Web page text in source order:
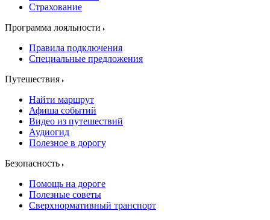
Страхование
Программа лояльности
Правила подключения
Специальные предложения
Путешествия
Найти маршрут
Афиша событий
Видео из путешествий
Аудиогид
Полезное в дорогу
Безопасность
Помощь на дороге
Полезные советы
Сверхнормативный транспорт